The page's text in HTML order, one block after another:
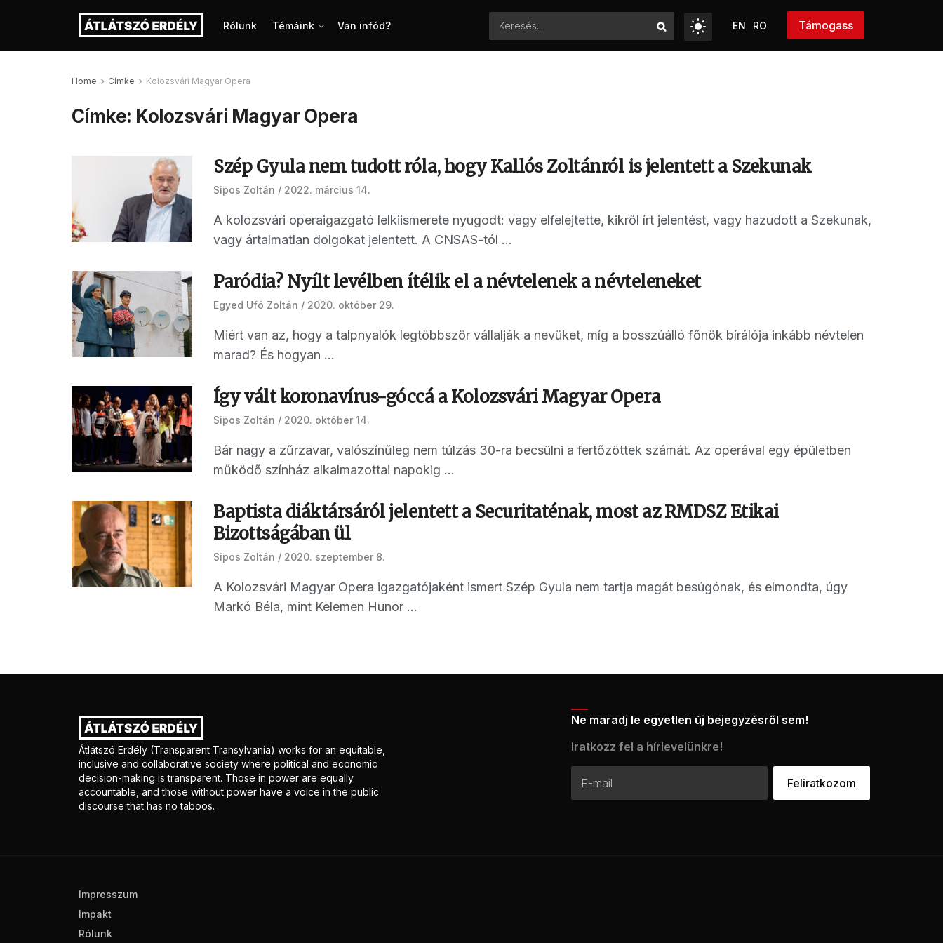
Rólunk Témáink Van infód? EN RO Támogass
Home Címke Kolozsvári Magyar Opera
Címke: Kolozsvári Magyar Opera
Szép Gyula nem tudott róla, hogy Kallós Zoltánról is jelentett a Szekunak
Sipos Zoltán 2022. március 14.
A kolozsvári operaigazgató lelkiismerete nyugodt: vagy elfelejtette, kikről írt jelentést, vagy hazudott a Szekunak,
vagy ártalmatlan dolgokat jelentett. A CNSAS-tól ...
Paródia? Nyílt levélben ítélik el a névtelenek a névteleneket
Egyed Ufó Zoltán 2020. október 29.
Miért van az, hogy a talpnyalók legtöbbször vállalják a nevüket, míg a bosszúálló főnök bírálója inkább névtelen
marad? És hogyan ...
Így vált koronavírus-góccá a Kolozsvári Magyar Opera
Sipos Zoltán 2020. október 14.
Bár nagy a zűrzavar, valószínűleg nem túlzás 30-ra becsülni a fertőzöttek számát. Az operával egy épületben
működő színház alkalmazottai napokig ...
Baptista diáktársáról jelentett a Securitaténak, most az RMDSZ Etikai
Bizottságában ül
Sipos Zoltán 2020. szeptember 8.
A Kolozsvári Magyar Opera igazgatójaként ismert Szép Gyula nem tartja magát besúgónak, és elmondta, úgy
Markó Béla, mint Kelemen Hunor ...
Átlátszó Erdély (Transparent Transylvania) works for an equitable,
inclusive and collaborative society where political and economic
decision-making is transparent. Those in power are equally
accountable, and those without power have a voice in the public
discourse that has no taboos.
Ne maradj le egyetlen új bejegyzésről sem!
Iratkozz fel a hírlevelünkre!
Impresszum
Impakt
Rólunk